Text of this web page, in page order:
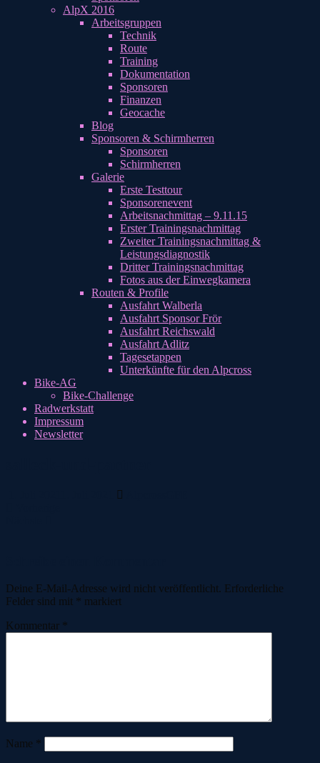
AlpX 2016
Arbeitsgruppen
Technik
Route
Training
Dokumentation
Sponsoren
Finanzen
Geocache
Blog
Sponsoren & Schirmherren
Sponsoren
Schirmherren
Galerie
Erste Testtour
Sponsorenevent
Arbeitsnachmittag – 9.11.15
Erster Trainingsnachmittag
Zweiter Trainingsnachmittag &
Leistungsdiagnostik
Dritter Trainingsnachmittag
Fotos aus der Einwegkamera
Routen & Profile
Ausfahrt Walberla
Ausfahrt Sponsor Frör
Ausfahrt Reichswald
Ausfahrt Adlitz
Tagesetappen
Unterkünfte für den Alpcross
Bike-AG
Bike-Challenge
Radwerkstatt
Impressum
Newsletter
Deine E-Mail-Adresse wird nicht veröffentlicht. Erforderliche
Felder sind mit * markiert
Kommentar *
Name *